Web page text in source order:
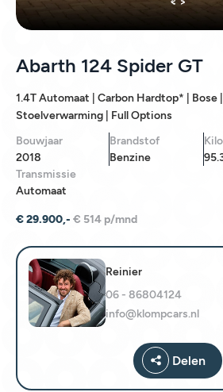
Abarth 124 Spider GT
1.4T Automaat | Carbon Hardtop* | Bose |
Stoelverwarming | Full Options
Bouwjaar
2018
Brandstof
Benzine
Transmissie
Automaat
€ 29.900,- € 514 p/mnd
Reinier
06 - 86804124
info@klompcars.nl
Delen